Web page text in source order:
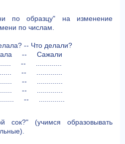
по образцу" на изменение
по числам.
-- Что делали?
-- Сажали
-- .............
-- .............
-- .............
-- .............
-- .............
сок?" (учимся образовывать